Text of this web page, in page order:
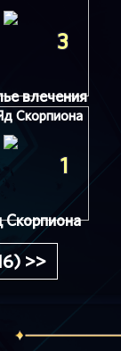
3
влечения
1
Скорпиона
>>